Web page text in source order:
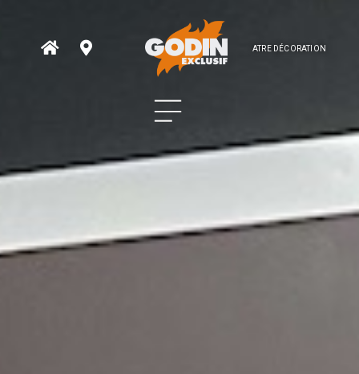
ATRE DÉCORATION